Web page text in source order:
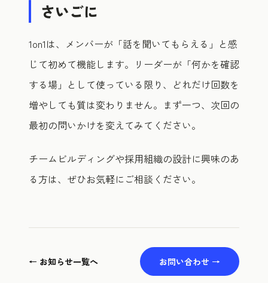
さいごに
1on1は、メンバーが「話を聞いてもらえる」と感
じて初めて機能します。リーダーが「何かを確認
する場」として使っている限り、どれだけ回数を
増やしても質は変わりません。まず一つ、次回の
最初の問いかけを変えてみてください。
チームビルディングや採用組織の設計に興味のあ
る方は、ぜひお気軽にご相談ください。
← お知らせ一覧へ お問い合わせ →